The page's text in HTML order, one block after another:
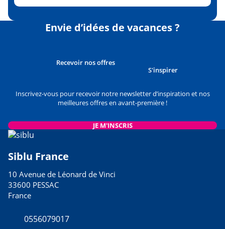
Envie d’idées de vacances ?
Recevoir nos offres
S'inspirer
Inscrivez-vous pour recevoir notre newsletter d’inspiration et nos
meilleures offres en avant-première !
JE M'INSCRIS
Siblu France
10 Avenue de Léonard de Vinci
33600 PESSAC
France
0556079017